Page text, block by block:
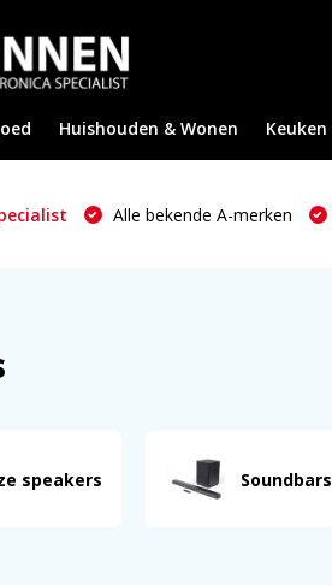
Huishouden & Wonen Keuken
Alle bekende A-merken
speakers Soundbars